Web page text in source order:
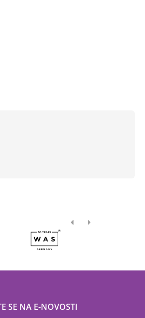
SE NA E-NOVOSTI